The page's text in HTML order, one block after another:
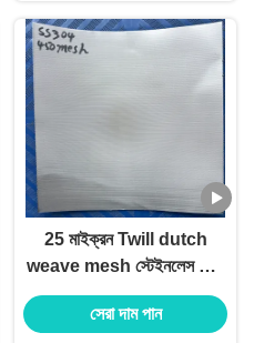
25 মাইক্রন Twill dutch
weave mesh স্টেইনলেস স্টীল
304 ফিল্টার কাপড়
সেরা দাম পান